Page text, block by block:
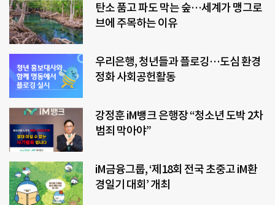
탄소 품고 파도 막는 숲…세계가 맹그로
브에 주목하는 이유
우리은행, 청년들과 플로깅…도심 환경
정화 사회공헌활동
강정훈 iM뱅크 은행장 “청소년 도박 2차
범죄 막아야”
iM금융그룹, ‘제18회 전국 초중고 iM환
경일기 대회’ 개최